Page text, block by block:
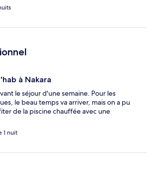
à Nakara
le séjour d'une semaine. Pour les
le beau temps va arriver, mais on a pu
de la piscine chauffée avec une
1 nuit